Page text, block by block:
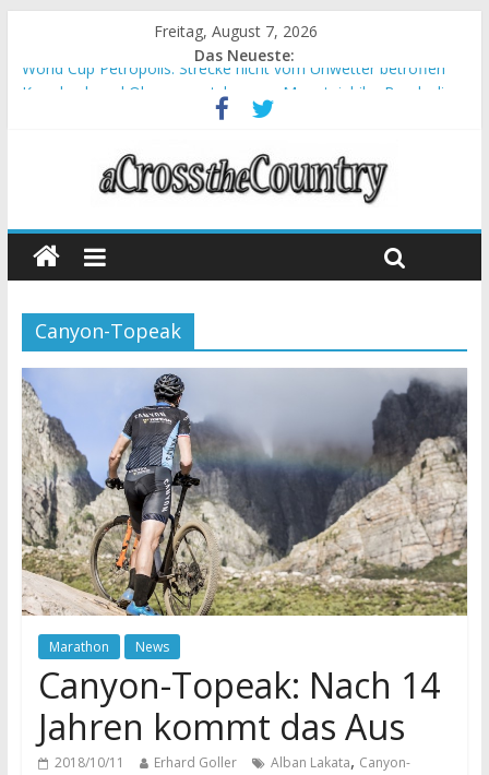
Freitag, August 7, 2026
Das Neueste:
World Cup Petropolis: Strecke nicht vom Unwetter betroffen
Krumbach und Obergessertshausen: Mountainbike-Bundesliga
Supercup Massi Banyoles: Siege für Carod und Richards
Halbzeit beim Andalucia Bike Race: Weltmeister Seewald führt
Chelva: Schweizer Doppelsieg beim ersten XCO-Rennen der
Canyon-Topeak
Marathon News
Canyon-Topeak: Nach 14
Jahren kommt das Aus
2018/10/11 Erhard Goller Alban Lakata, Canyon-